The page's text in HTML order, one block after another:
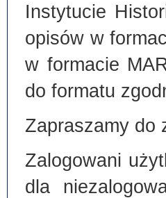
Instytucie
opisów w
w formacie
do formatu
Zapraszamy do
Zalogowani
dla